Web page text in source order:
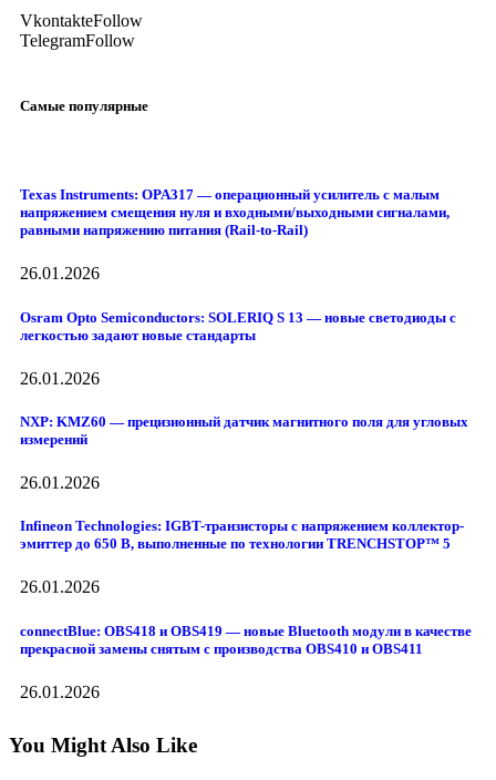
VkontakteFollow
TelegramFollow
Самые популярные
Texas Instruments: OPA317 — операционный усилитель с малым
напряжением смещения нуля и входными/выходными сигналами,
равными напряжению питания (Rail-to-Rail)
26.01.2026
Osram Opto Semiconductors: SOLERIQ S 13 — новые светодиоды с
легкостью задают новые стандарты
26.01.2026
NXP: KMZ60 — прецизионный датчик магнитного поля для угловых
измерений
26.01.2026
Infineon Technologies: IGBT-транзисторы с напряжением коллектор-
эмиттер до 650 В, выполненные по технологии TRENCHSTOP™ 5
26.01.2026
connectBlue: OBS418 и OBS419 — новые Bluetooth модули в качестве
прекрасной замены снятым с производства OBS410 и OBS411
26.01.2026
You Might Also Like